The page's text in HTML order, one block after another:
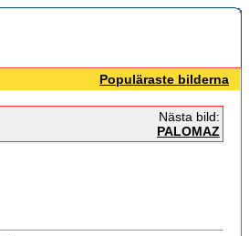
Populäraste bilderna
Nästa bild:
PALOMAZ